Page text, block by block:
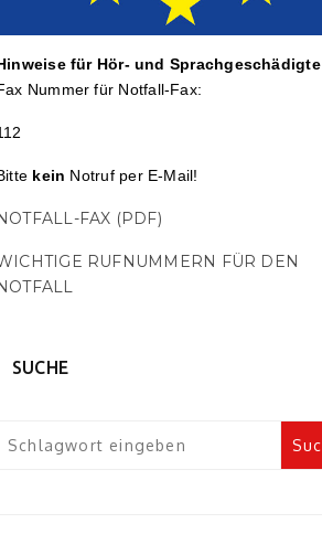
für Hör- und Sprach­ge­schä­digte
Nummer für Notfall-Fax:
kein Notruf per E-Mail!
FAX (PDF)
RUFNUMMERN FÜR DEN
SUCHE